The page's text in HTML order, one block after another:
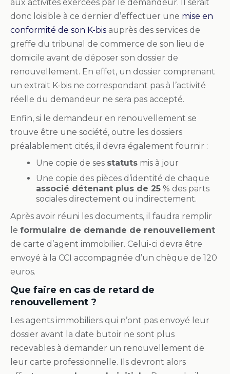
aux activités exercées par le demandeur. Il serait
donc loisible à ce dernier d’effectuer une mise en
conformité de son K-bis auprès des services de
greffe du tribunal de commerce de son lieu de
domicile avant de déposer son dossier de
renouvellement. En effet, un dossier comprenant
un extrait K-bis ne correspondant pas à l’activité
réelle du demandeur ne sera pas accepté.
Enfin, si le demandeur en renouvellement se
trouve être une société, outre les dossiers
préalablement cités, il devra également fournir :
Une copie de ses statuts mis à jour
Une copie des pièces d’identité de chaque
associé détenant plus de 25 % des parts
sociales directement ou indirectement.
Après avoir réuni les documents, il faudra remplir
le formulaire de demande de renouvellement
de carte d’agent immobilier. Celui-ci devra être
envoyé à la CCI accompagnée d’un chèque de 120
euros.
Que faire en cas de retard de
renouvellement ?
Les agents immobiliers qui n’ont pas envoyé leur
dossier avant la date butoir ne sont plus
recevables à demander un renouvellement de
leur carte professionnelle. Ils devront alors